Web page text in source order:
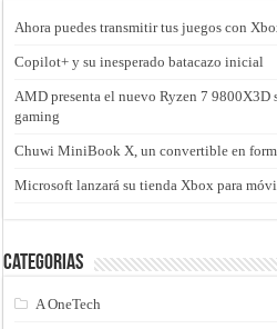
Ahora puedes transmitir tus juegos con
Copilot+ y su inesperado batacazo inicial
AMD presenta el nuevo Ryzen 7 9800X3D
gaming
Chuwi MiniBook X, un convertible en
Microsoft lanzará su tienda Xbox para
Categorias
A OneTech